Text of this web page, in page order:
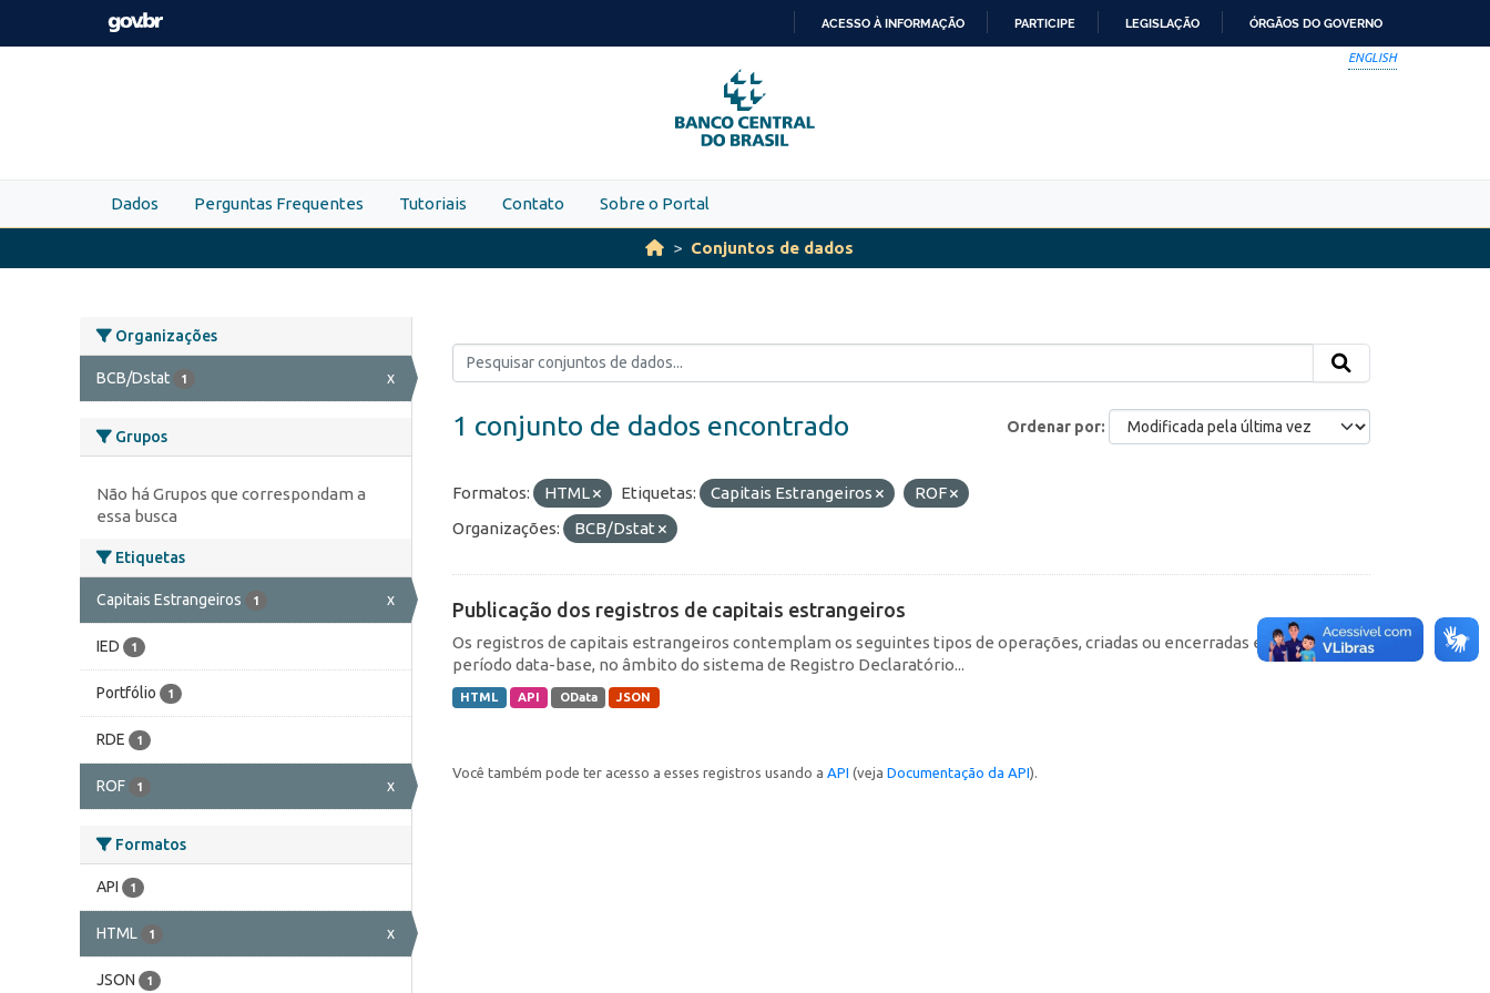
Skip to main content
PARA
O
CONTEÚDO
ACESSO À INFORMAÇÃO PARTICIPE LEGISLAÇÃO ÓRGÃOS DO GOVERNO
ENGLISH
Dados Perguntas Frequentes Tutoriais Contato Sobre o Portal
Conjuntos de dados
Organizações
BCB/Dstat 1 x
Grupos
Não há Grupos que correspondam a
essa busca
Etiquetas
Capitais Estrangeiros 1 x
IED 1
Portfólio 1
RDE 1
ROF 1 x
Formatos
API 1
HTML 1 x
JSON 1
Ordenar por
1 conjunto de dados encontrado
Formatos: HTML Etiquetas: Capitais Estrangeiros
ROF
Organizações:
BCB/Dstat
Publicação dos registros de capitais estrangeiros
Os registros de capitais estrangeiros contemplam os seguintes tipos de operações, criadas ou encerradas em cada
período data-base, no âmbito do sistema de Registro Declaratório...
HTML API OData JSON
Você também pode ter acesso a esses registros usando a API (veja Documentação da API).